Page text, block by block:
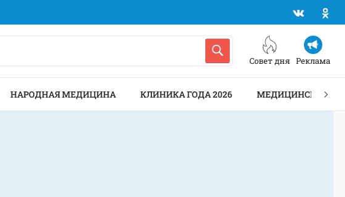
Совет дня Реклама
НАРОДНАЯ МЕДИЦИНА КЛИНИКА ГОДА 2026 МЕДИЦИНСКИЕ